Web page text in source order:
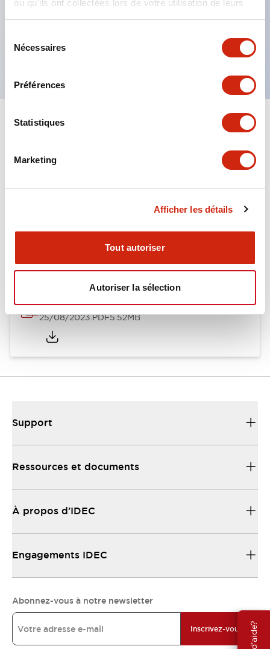
ou qu'ils ont collectées lors de votre utilisation de leurs
services.
Nécessaires
Préférences
Statistiques
Marketing
Afficher les détails
Tout autoriser
Autoriser la sélection
applications de contrôle générales
Disponibles avec bornes à souder ou bornes pour
circuits imprimés. Tous deux avec 2 pôles
Quick Selection Guide
25/08/2023.PDF5.52MB
Support
Ressources et documents
À propos d’IDEC
Engagements IDEC
Abonnez-vous à notre newsletter
Inscrivez-vous